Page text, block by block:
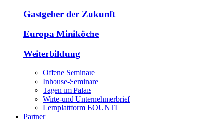
Gastgeber der Zukunft
Europa Miniköche
Weiterbildung
Offene Seminare
Inhouse-Seminare
Tagen im Palais
Wirte-und Unternehmerbrief
Lernplattform BOUNTI
Partner